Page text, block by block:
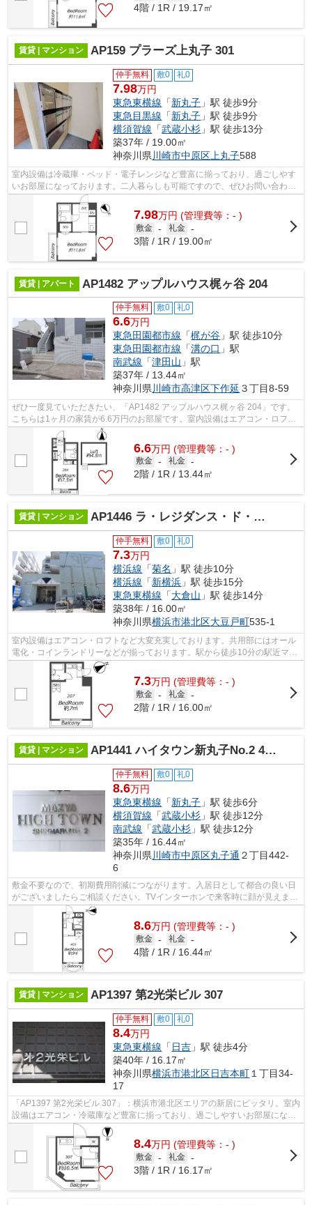
4階 / 1R / 19.17㎡
賃貸 | マンション AP159 プラーズ上丸子 301
仲手無料 敷0 礼0
7.98万円
東急東横線 「新丸子 」駅 徒歩9分
東急目黒線 「新丸子 」駅 徒歩9分
横須賀線 「武蔵小杉 」駅 徒歩13分
築37年 / 19.00㎡
神奈川県 川崎市中原区 上丸子588
室内設備は冷蔵庫・ベッド・電子レンジなど豊富に揃っており、過ごしやす
いお部屋になっております。二人暮らしも可能ですので、ぜひお問い合わせ
ください。賃料を10万円以下に抑えた...
7.98万円 (管理費等：- )
敷金 - 礼金 -
3階 / 1R / 19.00㎡
賃貸 | アパート AP1482 アップルハウス梶ヶ谷 204
仲手無料 敷0 礼0
6.6万円
東急田園都市線 「梶が谷 」駅 徒歩10分
東急田園都市線 「溝の口 」駅
南武線 「津田山 」駅
築37年 / 13.44㎡
神奈川県川崎市高津区下作延 ３丁目8-59
ぜひ一度見ていただきたい、「AP1482 アップルハウス梶ヶ谷 204」です。
こちらは1ヶ月の家賃が6.6万円のお部屋です。室内設備はエアコン・ロフ
ト・家具・家電付などが揃っているので、...
6.6万円 (管理費等：- )
敷金 - 礼金 -
2階 / 1R / 13.44㎡
賃貸 | マンション AP1446 ラ・レジダンス・ド・ポローニア 207
仲手無料 敷0 礼0
7.3万円
横浜線 「菊名 」駅 徒歩10分
横浜線 「新横浜 」駅 徒歩15分
東急東横線 「大倉山 」駅 徒歩14分
築38年 / 16.00㎡
神奈川県横浜市港北区大豆戸町535-1
室内設備はエアコン・ロフトなど大変充実しております。共用部にはオール
電化・コインランドリーなどが揃っております。駅から徒歩10分の駅近マン
ションで、快適に通勤や通学をするこ...
7.3万円 (管理費等：- )
敷金 - 礼金 -
2階 / 1R / 16.00㎡
賃貸 | マンション AP1441 ハイタウン新丸子No.2 405
仲手無料 敷0 礼0
8.6万円
東急東横線 「新丸子 」駅 徒歩6分
横須賀線 「武蔵小杉 」駅 徒歩12分
南武線 「武蔵小杉 」駅 徒歩12分
築35年 / 16.44㎡
神奈川県 川崎市中原区丸子通 ２丁目442-
6
敷金不要なので、初期費用削減につながります。入居日として都合の良い日
がございましたらご相談ください。TVインターホンで来客時に顔が見えま
す。室内設備はエアコン・洗濯機など充...
8.6万円 (管理費等：- )
敷金 - 礼金 -
4階 / 1R / 16.44㎡
賃貸 | マンション AP1397 第2光栄ビル 307
仲手無料 敷0 礼0
8.4万円
東急東横線 「 日吉 」駅 徒歩4分
築40年 / 16.17㎡
神奈川県横浜市港北区日吉本町 １丁目34-
17
「AP1397 第2光栄ビル 307」：横浜市港北区エリアの新居にピッタリ。室内
設備はエアコン・冷蔵庫など豊富に揃っており、過ごしやすいお部屋になっ
ております。高ニーズな駅近の物件で...
8.4万円 (管理費等：- )
敷金 - 礼金 -
3階 / 1R / 16.17㎡